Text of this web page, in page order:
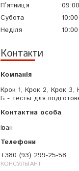
Пʼятниця
09:00
Субота
10:00
Неділя
10:00
Контакти
Крок 1, Крок 2, Крок 3,
Б - тесты для
Іван
+380 (93) 299-25-58
КОНСУЛЬТАНТ